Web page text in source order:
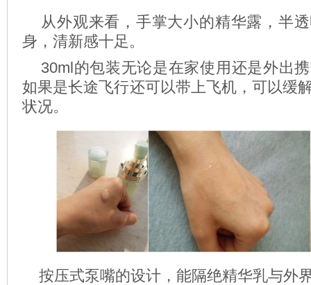
从外观来看，手掌大小的精华露，半
身，清新感十足。
30ml的包装无论是在家使用还是外出
如果是长途飞行还可以带上飞机，可以缓
状况。
按压式泵嘴的设计，能隔绝精华乳与外